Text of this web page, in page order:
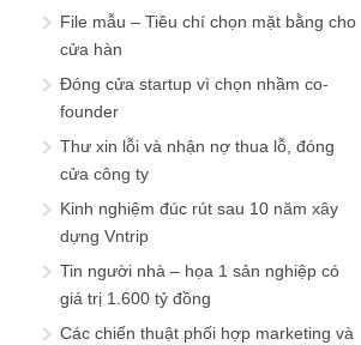
File mẫu – Tiêu chí chọn mặt bằng cho
cửa hàn
Đóng cửa startup vì chọn nhầm co-
founder
Thư xin lỗi và nhận nợ thua lỗ, đóng
cửa công ty
Kinh nghiệm đúc rút sau 10 năm xây
dựng Vntrip
Tin người nhà – họa 1 sản nghiệp có
giá trị 1.600 tỷ đồng
Các chiến thuật phối hợp marketing và